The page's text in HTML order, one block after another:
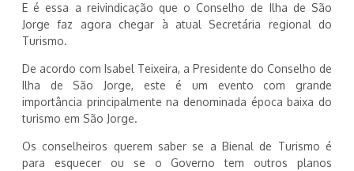
E é essa a reivindicação que o Conselho de Ilha de São
Jorge faz agora chegar à atual Secretária regional do
Turismo.
De acordo com Isabel Teixeira, a Presidente do Conselho de
Ilha de São Jorge, este é um evento com grande
importância principalmente na denominada época baixa do
turismo em São Jorge.
Os conselheiros querem saber se a Bienal de Turismo é
para esquecer ou se o Governo tem outros planos